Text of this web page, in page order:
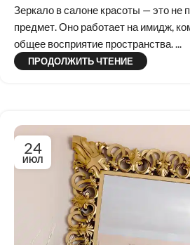
Зеркало в салоне красоты — это не
предмет. Оно работает на имидж,
общее восприятие пространства. ...
ПРОДОЛЖИТЬ ЧТЕНИЕ
24
ИЮЛ